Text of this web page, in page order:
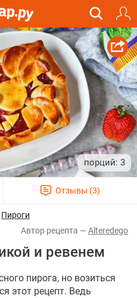
3
Пироги
Alteredego
и ревенем
пирога, но возиться
этот рецепт. Ведь